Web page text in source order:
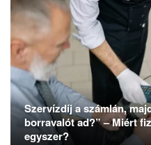
Szervízdíj a számlán,
borravalót ad?” – Miért
egyszer?